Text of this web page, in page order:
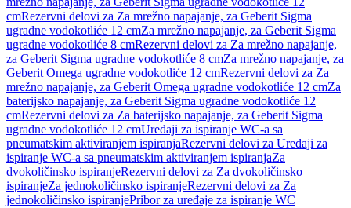
cmRezervni delovi za Za mrežno napajanje, za Geberit Sigma
ugradne vodokotliće 12 cmZa mrežno napajanje, za Geberit Sigma
ugradne vodokotliće 8 cmRezervni delovi za Za mrežno napajanje,
za Geberit Sigma ugradne vodokotliće 8 cmZa mrežno napajanje, za
Geberit Omega ugradne vodokotliće 12 cmRezervni delovi za Za
mrežno napajanje, za Geberit Omega ugradne vodokotliće 12 cmZa
baterijsko napajanje, za Geberit Sigma ugradne vodokotliće 12
cmRezervni delovi za Za baterijsko napajanje, za Geberit Sigma
ugradne vodokotliće 12 cmUređaji za ispiranje WC-a sa
pneumatskim aktiviranjem ispiranjaRezervni delovi za Uređaji za
ispiranje WC-a sa pneumatskim aktiviranjem ispiranjaZa
dvokoličinsko ispiranjeRezervni delovi za Za dvokoličinsko
ispiranjeZa jednokoličinsko ispiranjeRezervni delovi za Za
jednokoličinsko ispiranjePribor za uređaje za ispiranje WC